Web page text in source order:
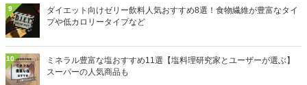
9
ダイエット向けゼリー飲料人気おすすめ8選！食物繊維が豊富なタイ
プや低カロリータイプなど
10
ミネラル豊富な塩おすすめ11選【塩料理研究家とユーザーが選ぶ】
スーパーの人気商品も